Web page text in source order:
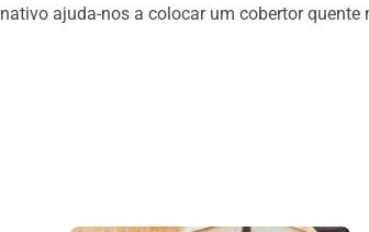
ajuda-nos a colocar um cobertor